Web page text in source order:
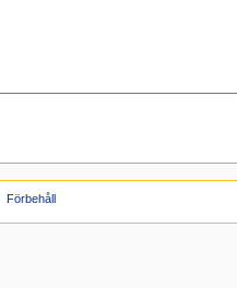
Förbehåll